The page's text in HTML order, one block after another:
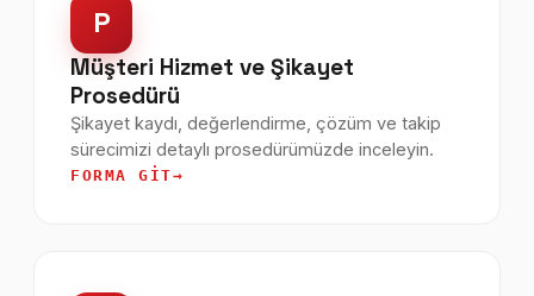
P
Müşteri Hizmet ve Şikayet
Prosedürü
Şikayet kaydı, değerlendirme, çözüm ve takip
sürecimizi detaylı prosedürümüzde inceleyin.
FORMA GIT